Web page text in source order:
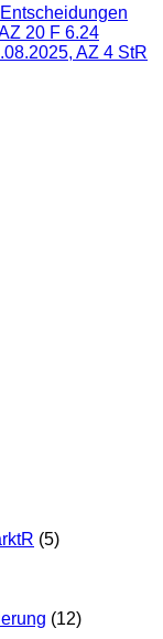
20 F 6.24
AZ 4 StR
(5)
(12)